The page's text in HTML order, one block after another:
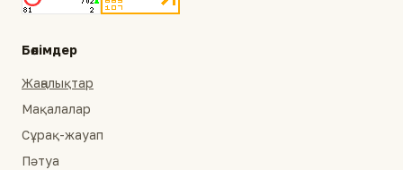
Бөлімдер
Жаңалықтар
Мақалалар
Сұрақ-жауап
Пәтуа